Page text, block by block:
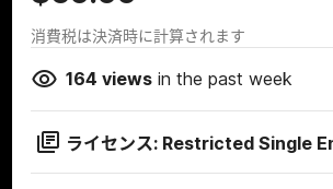
消費税は決済時に計算されます
164 viewsin the past week
ライセンス: Restricted Single